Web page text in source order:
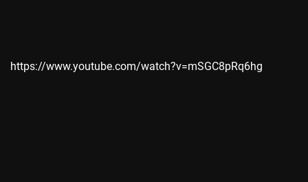
https://www.youtube.com/watch?v=mSGC8pRq6hg